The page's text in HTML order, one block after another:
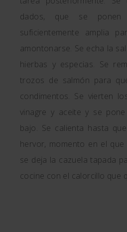
dados, que se
suficientemente amplia
amontonarse. Se echa la
hierbas y especias. Se
trozos de salmón para
condimentos. Se vierten
vinagre y aceite y se
bajo. Se calienta hasta
hervor, momento en el
se deja la cazuela tapada
cocine con el calorcillo que